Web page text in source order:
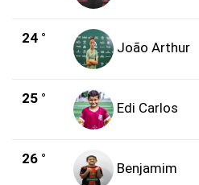
24 °
João Arthur
25 °
Edi Carlos
26 °
Benjamim